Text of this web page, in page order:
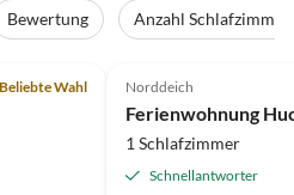
Bewertung
Anzahl Schlafzimmer
Beliebte Wahl Norddeich
1 Schlafzimmer
Schnellantworter